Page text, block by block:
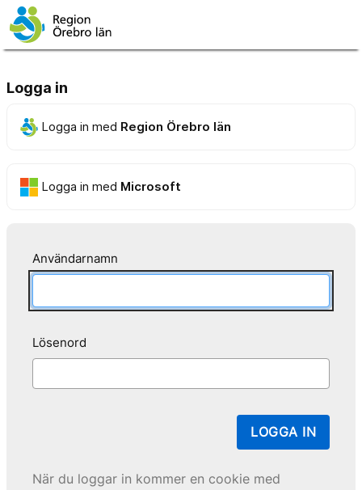
Logga in
Logga in med Region Örebro län
Logga in med Microsoft
Användarnamn
Lösenord
LOGGA IN
När du loggar in kommer en cookie med